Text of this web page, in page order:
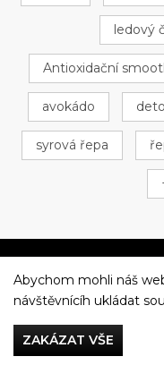
ledový
Antioxidační
avokádo
syrová řepa
Abychom mohli náš
návštěvnícíh ukládat
ZAKÁZAT VŠE